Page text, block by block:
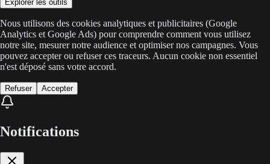
Explorer les outils
Nous utilisons des cookies analytiques et publicitaires (Google
Analytics et Google Ads) pour comprendre comment vous utilisez
notre site, mesurer notre audience et optimiser nos campagnes. Vous
pouvez accepter ou refuser ces traceurs. Aucun cookie non essentiel
n'est déposé sans votre accord.
Refuser Accepter
Notifications